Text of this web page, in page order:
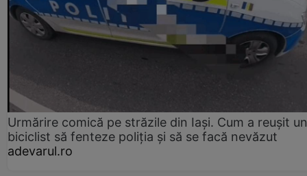
Urmărire comică pe străzile din Iași. Cum a reușit un
biciclist să fenteze poliția și să se facă nevăzut
adevarul.ro